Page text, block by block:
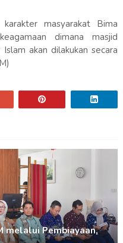
masyarakat Bima
dimana masjid
akan dilakukan secara
melalui Pembiayaan,